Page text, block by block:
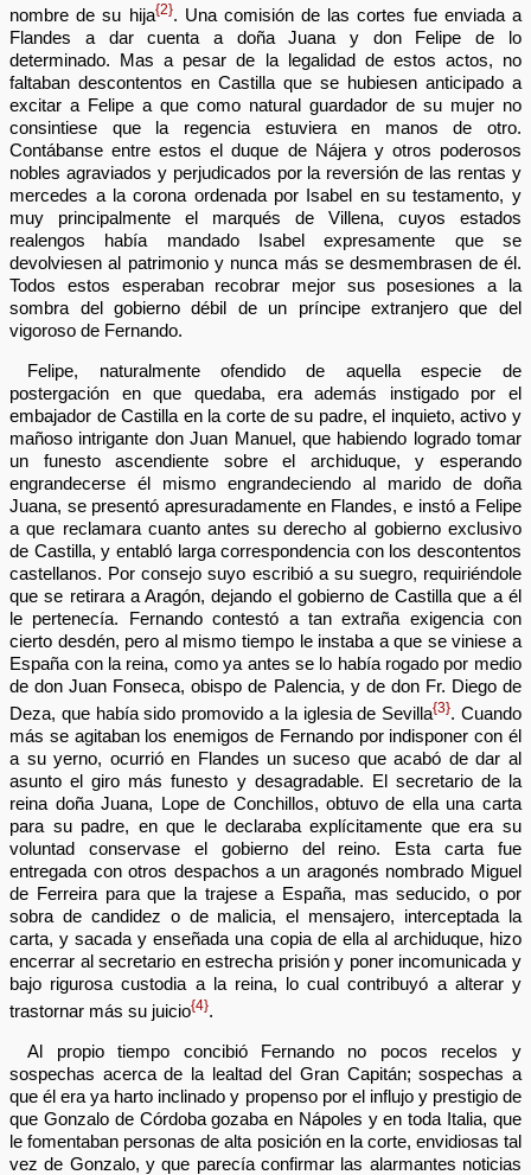
nombre de su hija{2}. Una comisión de las cortes fue enviada a
Flandes a dar cuenta a doña Juana y don Felipe de lo
determinado. Mas a pesar de la legalidad de estos actos, no
faltaban descontentos en Castilla que se hubiesen anticipado a
excitar a Felipe a que como natural guardador de su mujer no
consintiese que la regencia estuviera en manos de otro.
Contábanse entre estos el duque de Nájera y otros poderosos
nobles agraviados y perjudicados por la reversión de las rentas y
mercedes a la corona ordenada por Isabel en su testamento, y
muy principalmente el marqués de Villena, cuyos estados
realengos había mandado Isabel expresamente que se
devolviesen al patrimonio y nunca más se desmembrasen de él.
Todos estos esperaban recobrar mejor sus posesiones a la
sombra del gobierno débil de un príncipe extranjero que del
vigoroso de Fernando.
Felipe, naturalmente ofendido de aquella especie de
postergación en que quedaba, era además instigado por el
embajador de Castilla en la corte de su padre, el inquieto, activo y
mañoso intrigante don Juan Manuel, que habiendo logrado tomar
un funesto ascendiente sobre el archiduque, y esperando
engrandecerse él mismo engrandeciendo al marido de doña
Juana, se presentó apresuradamente en Flandes, e instó a Felipe
a que reclamara cuanto antes su derecho al gobierno exclusivo
de Castilla, y entabló larga correspondencia con los descontentos
castellanos. Por consejo suyo escribió a su suegro, requiriéndole
que se retirara a Aragón, dejando el gobierno de Castilla que a él
le pertenecía. Fernando contestó a tan extraña exigencia con
cierto desdén, pero al mismo tiempo le instaba a que se viniese a
España con la reina, como ya antes se lo había rogado por medio
de don Juan Fonseca, obispo de Palencia, y de don Fr. Diego de
Deza, que había sido promovido a la iglesia de Sevilla{3}. Cuando
más se agitaban los enemigos de Fernando por indisponer con él
a su yerno, ocurrió en Flandes un suceso que acabó de dar al
asunto el giro más funesto y desagradable. El secretario de la
reina doña Juana, Lope de Conchillos, obtuvo de ella una carta
para su padre, en que le declaraba explícitamente que era su
voluntad conservase el gobierno del reino. Esta carta fue
entregada con otros despachos a un aragonés nombrado Miguel
de Ferreira para que la trajese a España, mas seducido, o por
sobra de candidez o de malicia, el mensajero, interceptada la
carta, y sacada y enseñada una copia de ella al archiduque, hizo
encerrar al secretario en estrecha prisión y poner incomunicada y
bajo rigurosa custodia a la reina, lo cual contribuyó a alterar y
trastornar más su juicio{4}.
Al propio tiempo concibió Fernando no pocos recelos y
sospechas acerca de la lealtad del Gran Capitán; sospechas a
que él era ya harto inclinado y propenso por el influjo y prestigio de
que Gonzalo de Córdoba gozaba en Nápoles y en toda Italia, que
le fomentaban personas de alta posición en la corte, envidiosas tal
vez de Gonzalo, y que parecía confirmar las alarmantes noticias